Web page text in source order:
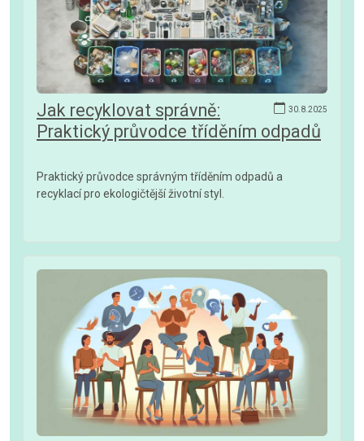
30.8.2025
Jak recyklovat správně:
Praktický průvodce tříděním odpadů
Praktický průvodce správným tříděním odpadů a
recyklací pro ekologičtější životní styl.